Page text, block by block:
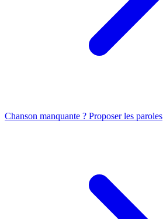
Chanson manquante ? Proposer les paroles